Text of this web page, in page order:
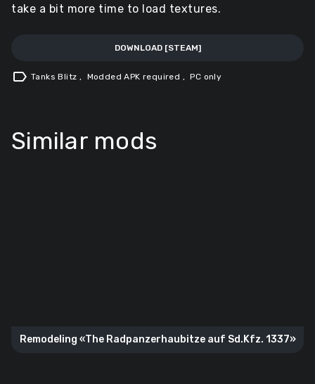
take a bit more time to load textures.
DOWNLOAD [STEAM]
label Tanks Blitz , Modded APK required , PC only
Similar mods
Remodeling «The Radpanzerhaubitze auf Sd.Kfz. 1337»